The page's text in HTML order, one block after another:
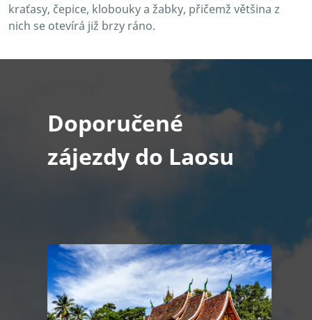
kraťasy, čepice, klobouky a žabky, přičemž většina z
nich se otevírá již brzy ráno.
Doporučené
zájezdy do Laosu